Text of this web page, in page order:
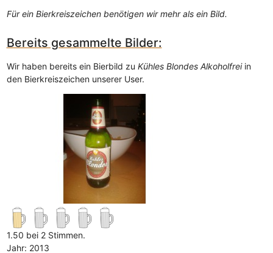
Für ein Bierkreiszeichen benötigen wir mehr als ein Bild.
Bereits gesammelte Bilder:
Wir haben bereits ein Bierbild zu Kühles Blondes Alkoholfreiin
den Bierkreiszeichen unserer User.
1.50 bei 2 Stimmen.
Jahr: 2013